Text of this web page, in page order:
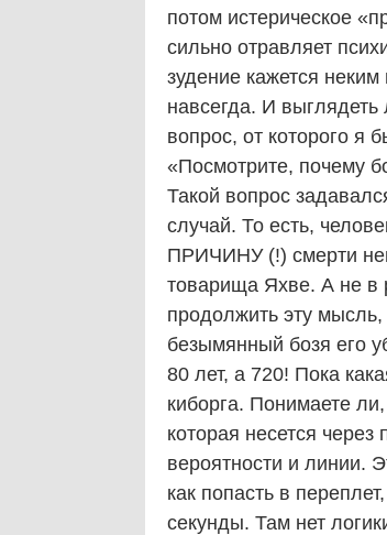
потом истерическое
сильно отравляет
зудение кажется
навсегда. И
вопрос, от которого я
«Посмотрите, почему
Такой вопрос
случай. То есть,
ПРИЧИНУ (!) смерти
товарища Яхве. А не в
продолжить эту мысль,
безымянный бозя его
80 лет, а 720! Пока
киборга. Понимаете
которая несется
вероятности и линии.
как попасть в
секунды. Там нет